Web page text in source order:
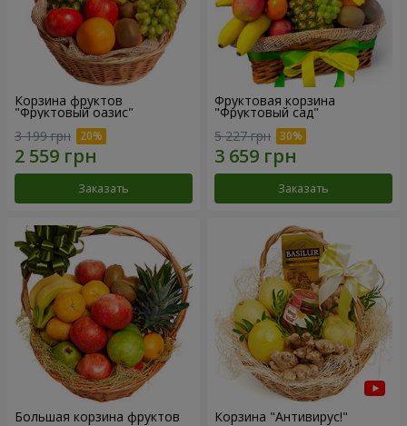
Корзина фруктов
"Фруктовый оазис"
3 199 грн
Заказать
Фруктовая корзина
"Фруктовый сад"
5 227 грн
Заказать
Большая корзина фруктов Корзина "Антивирус!"